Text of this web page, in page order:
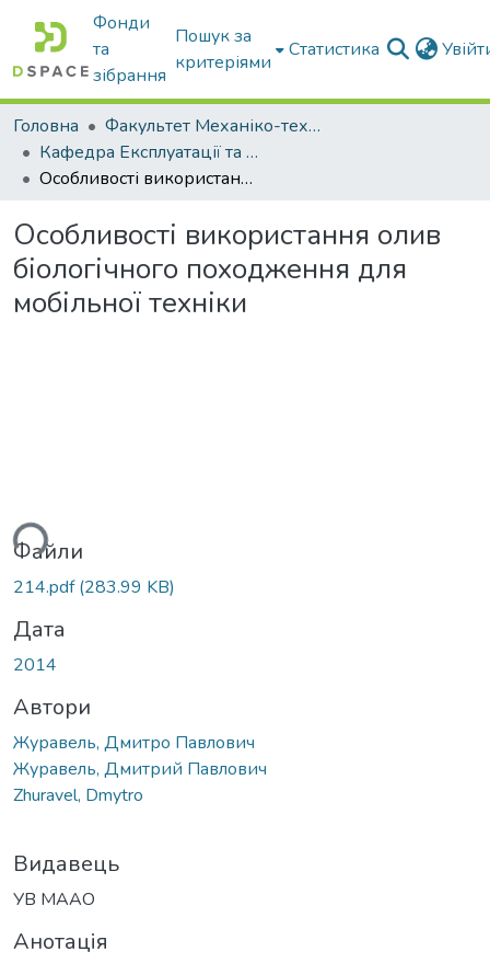
Фонди
та
зібрання
Пошук за
критеріями
Статистика
Головна
Факультет Механіко-технологічний
Кафедра Експлуатації та технічного сервісу машин
Особливості використання олив біологічного походження для мобільної техніки
Особливості використання олив
біологічного походження для
мобільної техніки
Файли
214.pdf(283.99 KB)
Дата
2014
Автори
Журавель, Дмитро Павлович
Журавель, Дмитрий Павлович
Zhuravel, Dmytro
Видавець
УВ МААО
Анотація